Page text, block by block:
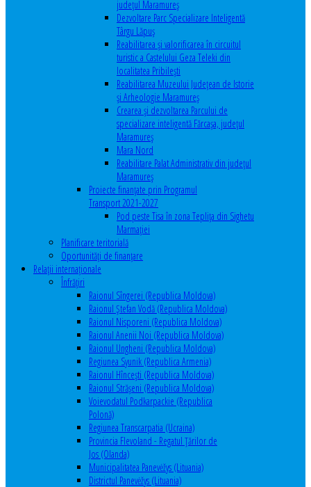
județul Maramureș
Dezvoltare Parc Specializare Inteligentă
Târgu Lăpuș
Reabilitarea și valorificarea în circuitul
turistic a Castelului Geza Teleki din
localitatea Pribilești
Reabilitarea Muzeului Județean de Istorie
și Arheologie Maramureș
Crearea și dezvoltarea Parcului de
specializare inteligentă Fărcașa, județul
Maramureș
Mara Nord
Reabilitare Palat Administrativ din județul
Maramureș
Proiecte finanțate prin Programul
Transport 2021-2027
Pod peste Tisa în zona Teplița din Sighetu
Marmației
Planificare teritorială
Oportunităţi de finanţare
Relaţii internaţionale
Înfrăţiri
Raionul Sîngerei (Republica Moldova)
Raionul Ștefan Vodă (Republica Moldova)
Raionul Nisporeni (Republica Moldova)
Raionul Anenii Noi (Republica Moldova)
Raionul Ungheni (Republica Moldova)
Regiunea Syunik (Republica Armenia)
Raionul Hîncești (Republica Moldova)
Raionul Străşeni (Republica Moldova)
Voievodatul Podkarpackie (Republica
Polonă)
Regiunea Transcarpatia (Ucraina)
Provincia Flevoland - Regatul Ţărilor de
Jos (Olanda)
Municipalitatea Panevėžys (Lituania)
Districtul Panevėžys (Lituania)